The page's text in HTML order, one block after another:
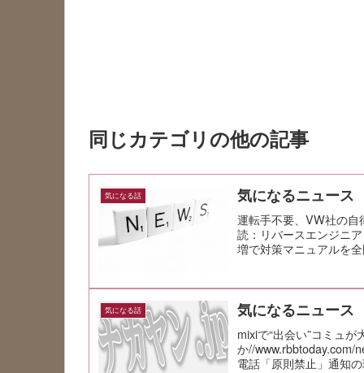
同じカテゴリの他の記事
気になる話 気になるニュース
運転手不要、VW社の
読：リバースエンジニ
増で対策マニュアルを
気になる話 気になるニュース
mixiで“出会い”コミュ
か//www.rbbtoday.com/
電話「原則禁止」通知